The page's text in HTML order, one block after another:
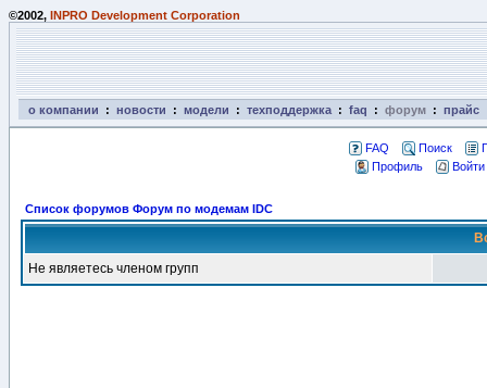
©2002, INPRO Development Corporation
о компании : новости : модели : техподдержка : faq : форум : прайс
FAQ Поиск
Профиль
Список форумов Форум по модемам IDC
Не являетесь членом групп